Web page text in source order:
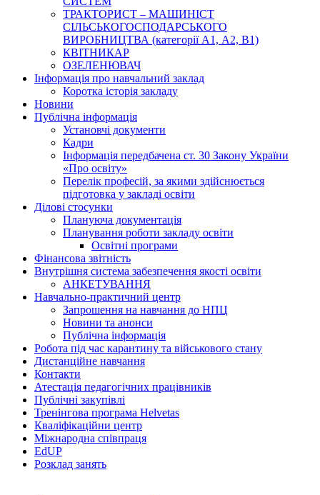
ТРАКТОРИСТ – МАШИНІСТ
СІЛЬСЬКОГОСПОДАРСЬКОГО
ВИРОБНИЦТВА (категорії А1, А2, В1)
КВІТНИКАР
ОЗЕЛЕНЮВАЧ
Інформація про навчальний заклад
Коротка історія закладу
Новини
Публічна інформація
Установчі документи
Кадри
Інформація передбачена ст. 30 Закону України
«Про освіту»
Перелік професій, за якими здійснюється
підготовка у закладі освіти
Ділові стосунки
Плануюча документація
Планування роботи закладу освіти
Освітні програми
Фінансова звітність
Внутрішня система забезпечення якості освіти
АНКЕТУВАННЯ
Навчально-практичний центр
Запрошення на навчання до НПЦ
Новини та анонси
Публічна інформація
Робота під час карантину та військового стану
Дистанційне навчання
Контакти
Атестація педагогічних працівників
Публічні закупівлі
Тренінгова програма Helvetas
Кваліфікаційни центр
Міжнародна співпраця
EdUР
Розклад занять